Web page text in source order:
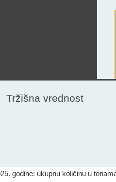
godine: ukupnu količinu u